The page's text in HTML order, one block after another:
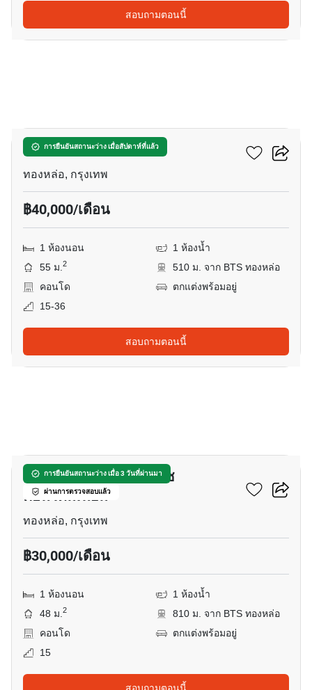
สอบถามตอนนี้
การยืนยันสถานะว่าง เมื่อสัปดาห์ที่แล้ว
ควอทโทร บาย แสนสิริ
ทองหล่อ, กรุงเทพ
฿40,000/เดือน
1 ห้องนอน
1 ห้องน้ำ
55 ม.2
510 ม. จาก BTS ทองหล่อ
คอนโด
ตกแต่งพร้อมอยู่
15-36
สอบถามตอนนี้
การยืนยันสถานะว่าง เมื่อ 3 วันที่ผ่านมา
ผ่านการตรวจสอบแล้ว
เอท ทองหล่อ เรสซิเดนส์ซ
คอนโดมิเนียม
ทองหล่อ, กรุงเทพ
฿30,000/เดือน
1 ห้องนอน
1 ห้องน้ำ
48 ม.2
810 ม. จาก BTS ทองหล่อ
คอนโด
ตกแต่งพร้อมอยู่
15